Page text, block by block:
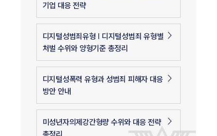
기업 대응 전략
디지털성범죄유형 | 디지털성범죄 유형별
처벌 수위와 양형기준 총정리
디지털성폭력 유형과 성범죄 피해자 대응
방안 안내
미성년자의제강간형량 수위와 대응 전략